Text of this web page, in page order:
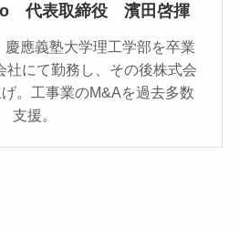
代表取締役 濱田啓揮
應義塾大学理工学部を卒業
社にて勤務し、その後株式会
。工事業のM&Aを過去多数
支援。